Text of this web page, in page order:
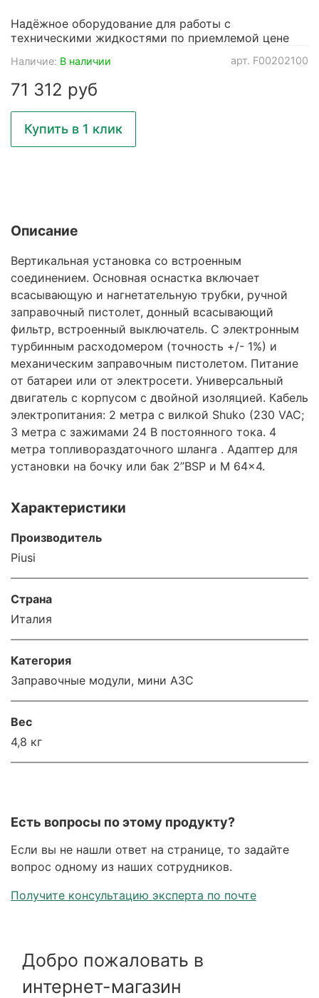
арт. F00202100
Наличие: В наличии
71 312 руб
Купить в 1 клик
Надёжное оборудование для работы с
техническими жидкостями по приемлемой цене
Описание
Вертикальная установка со встроенным
соединением. Основная оснастка включает
всасывающую и нагнетательную трубки, ручной
заправочный пистолет, донный всасывающий
фильтр, встроенный выключатель. С электронным
турбинным расходомером (точность +/- 1%) и
механическим заправочным пистолетом. Питание
от батареи или от электросети. Универсальный
двигатель с корпусом с двойной изоляцией. Кабель
электропитания: 2 метра с вилкой Shuko (230 VAC;
3 метра с зажимами 24 В постоянного тока. 4
метра топливораздаточного шланга . Адаптер для
установки на бочку или бак 2”BSP и M 64x4.
Характеристики
Производитель
Piusi
Страна
Италия
Категория
Заправочные модули, мини АЗС
Вес
4,8 кг
Есть вопросы по этому продукту?
Если вы не нашли ответ на странице, то задайте
вопрос одному из наших сотрудников.
Получите консультацию эксперта по почте
Добро пожаловать в
интернет-магазин